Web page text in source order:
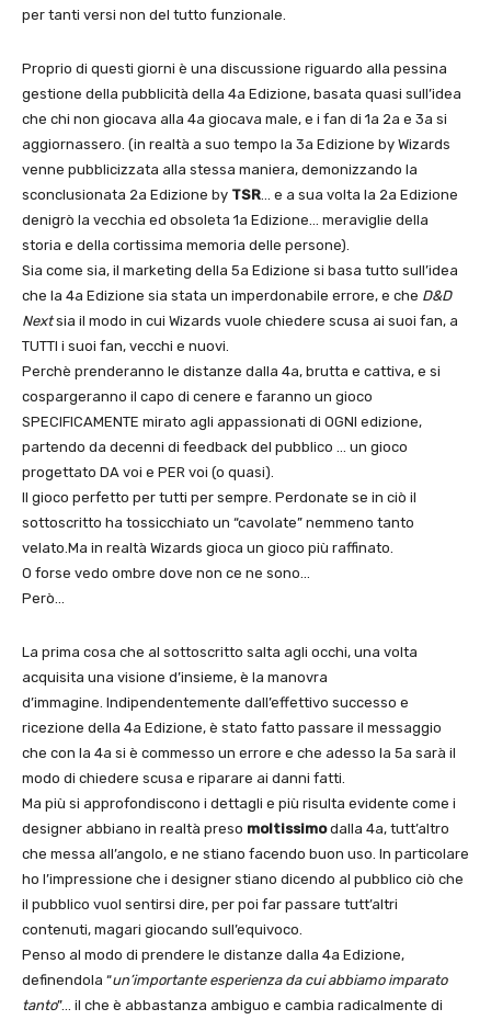
per tanti versi non del tutto funzionale.
Proprio di questi giorni è una discussione riguardo alla pessina
gestione della pubblicità della 4a Edizione, basata quasi sull’idea
che chi non giocava alla 4a giocava male, e i fan di 1a 2a e 3a si
aggiornassero. (in realtà a suo tempo la 3a Edizione by Wizards
venne pubblicizzata alla stessa maniera, demonizzando la
sconclusionata 2a Edizione by TSR … e a sua volta la 2a Edizione
denigrò la vecchia ed obsoleta 1a Edizione… meraviglie della
storia e della cortissima memoria delle persone).
Sia come sia, il marketing della 5a Edizione si basa tutto sull’idea
che la 4a Edizione sia stata un imperdonabile errore, e che D&D
Nextsia il modo in cui Wizards vuole chiedere scusa ai suoi fan, a
TUTTI i suoi fan, vecchi e nuovi.
Perchè prenderanno le distanze dalla 4a, brutta e cattiva, e si
cospargeranno il capo di cenere e faranno un gioco
SPECIFICAMENTE mirato agli appassionati di OGNI edizione,
partendo da decenni di feedback del pubblico … un gioco
progettato DA voi e PER voi (o quasi).
Il gioco perfetto per tutti per sempre. Perdonate se in ciò il
sottoscritto ha tossicchiato un “cavolate” nemmeno tanto
velato.Ma in realtà Wizards gioca un gioco più raffinato.
O forse vedo ombre dove non ce ne sono…
Però…
La prima cosa che al sottoscritto salta agli occhi, una volta
acquisita una visione d’insieme, è la manovra
d’immagine. Indipendentemente dall’effettivo successo e
ricezione della 4a Edizione, è stato fatto passare il messaggio
che con la 4a si è commesso un errore e che adesso la 5a sarà il
modo di chiedere scusa e riparare ai danni fatti.
Ma più si approfondiscono i dettagli e più risulta evidente come i
designer abbiano in realtà preso moltissimodalla 4a, tutt’altro
che messa all’angolo, e ne stiano facendo buon uso. In particolare
ho l’impressione che i designer stiano dicendo al pubblico ciò che
il pubblico vuol sentirsi dire, per poi far passare tutt’altri
contenuti, magari giocando sull’equivoco.
Penso al modo di prendere le distanze dalla 4a Edizione,
definendola “un’importante esperienza da cui abbiamo imparato
tanto”… il che è abbastanza ambiguo e cambia radicalmente di